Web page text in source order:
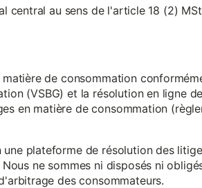
central au sens de l'article 18 (2)
de consommation
(VSBG) et la résolution en ligne
en matière de consommation
plateforme de résolution des
ne sommes ni disposés ni
des consommateurs.